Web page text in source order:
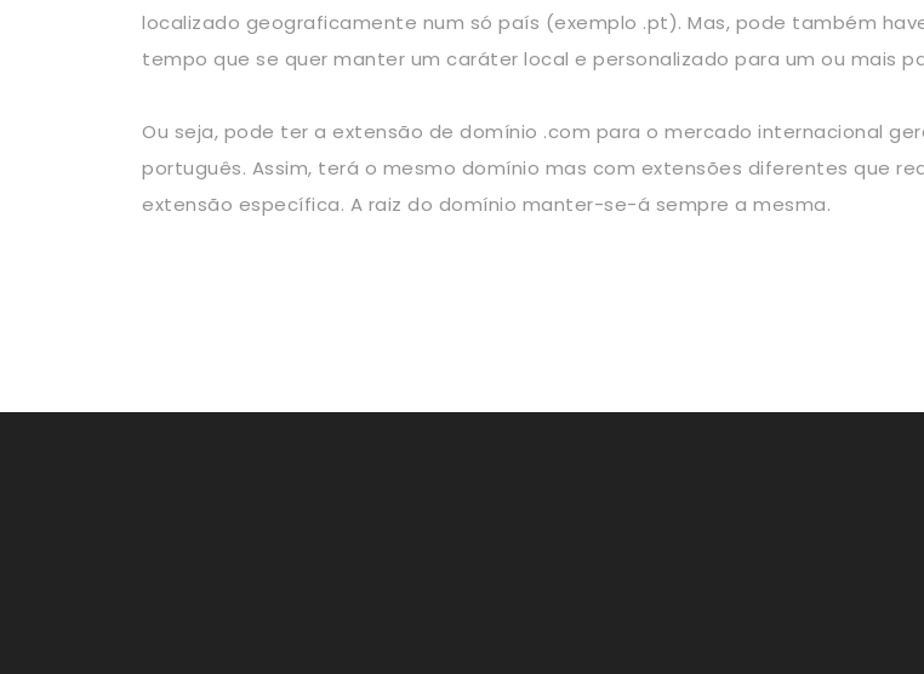
localizado geograficamente num só país (exemplo .pt). Mas, pode também
tempo que se quer manter um caráter local e personalizado para um ou mais
Ou seja, pode ter a extensão de domínio .com para o mercado internacional
português. Assim, terá o mesmo domínio mas com extensões diferentes que
extensão específica. A raiz do domínio manter-se-á sempre a mesma.